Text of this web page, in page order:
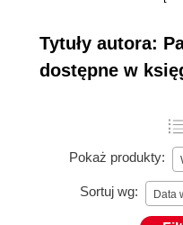
Tytuły autora:
dostępne w
Pokaż produkty:
Sortuj wg: Data